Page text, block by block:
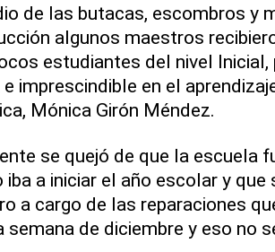
de las butacas, escombros y
algunos maestros
estudiantes del nivel
imprescindible en el
Mónica Girón Méndez.
se quejó de que la escuela
iba a iniciar el año escolar y que
a cargo de las reparaciones
semana de diciembre y eso no